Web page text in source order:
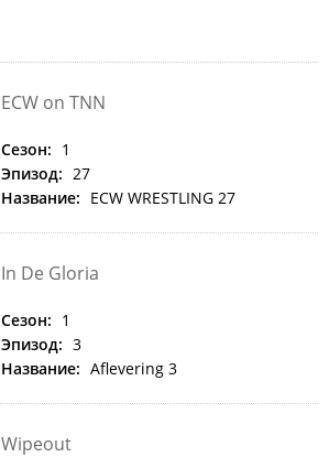
ECW on TNN
Сезон: 1
Эпизод: 27
Название: ECW WRESTLING 27
In De Gloria
Сезон: 1
Эпизод: 3
Название: Aflevering 3
Wipeout